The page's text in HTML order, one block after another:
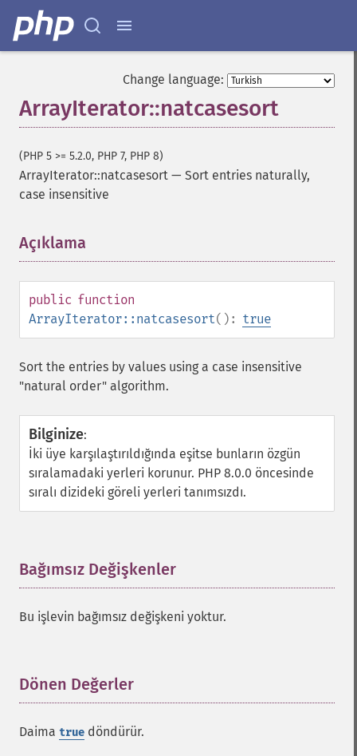
Change language:
ArrayIterator::natcasesort
(PHP 5 >= 5.2.0, PHP 7, PHP 8)
ArrayIterator::natcasesort — Sort entries naturally,
case insensitive
Açıklama
public function
ArrayIterator::natcasesort(): true
Sort the entries by values using a case insensitive
"natural order" algorithm.
Bilginize:
İki üye karşılaştırıldığında eşitse bunların özgün
sıralamadaki yerleri korunur. PHP 8.0.0 öncesinde
sıralı dizideki göreli yerleri tanımsızdı.
Bağımsız Değişkenler
Bu işlevin bağımsız değişkeni yoktur.
Dönen Değerler
Daima true döndürür.